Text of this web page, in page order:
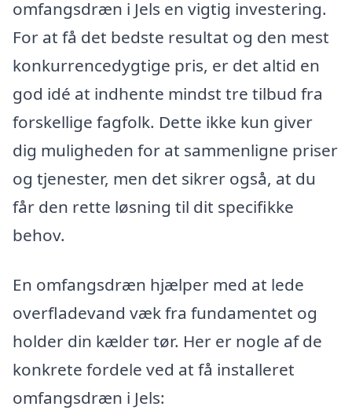
omfangsdræn i Jels en vigtig investering.
For at få det bedste resultat og den mest
konkurrencedygtige pris, er det altid en
god idé at indhente mindst tre tilbud fra
forskellige fagfolk. Dette ikke kun giver
dig muligheden for at sammenligne priser
og tjenester, men det sikrer også, at du
får den rette løsning til dit specifikke
behov.
En omfangsdræn hjælper med at lede
overfladevand væk fra fundamentet og
holder din kælder tør. Her er nogle af de
konkrete fordele ved at få installeret
omfangsdræn i Jels: